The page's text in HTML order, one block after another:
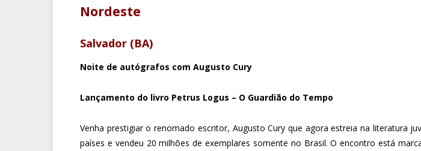
Nordeste
Salvador (BA)
Noite de autógrafos com Augusto Cury
Lançamento do livro Petrus Logus – O Guardião do Tempo
Venha prestigiar o renomado escritor, Augusto Cury que agora estreia na literatura
países e vendeu 20 milhões de exemplares somente no Brasil. O encontro está